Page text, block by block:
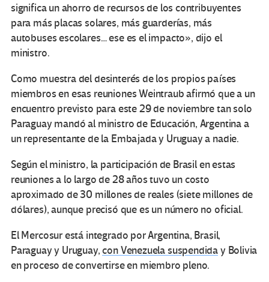
significa un ahorro de recursos de los contribuyentes
para más placas solares, más guarderías, más
autobuses escolares… ese es el impacto», dijo el
ministro.
Como muestra del desinterés de los propios países
miembros en esas reuniones Weintraub afirmó que a un
encuentro previsto para este 29 de noviembre tan solo
Paraguay mandó al ministro de Educación, Argentina a
un representante de la Embajada y Uruguay a nadie.
Según el ministro, la participación de Brasil en estas
reuniones a lo largo de 28 años tuvo un costo
aproximado de 30 millones de reales (siete millones de
dólares), aunque precisó que es un número no oficial.
El Mercosur está integrado por Argentina, Brasil,
Paraguay y Uruguay,con Venezuela suspendiday Bolivia
en proceso de convertirse en miembro pleno.